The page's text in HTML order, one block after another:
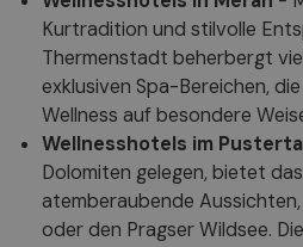
Kurtradition und stilvolle
Thermenstadt beherbergt
exklusiven Spa-Bereichen,
Wellness auf besondere
Wellnesshotels im
Dolomiten gelegen, bietet
atemberaubende
oder den Pragser Wildsee.